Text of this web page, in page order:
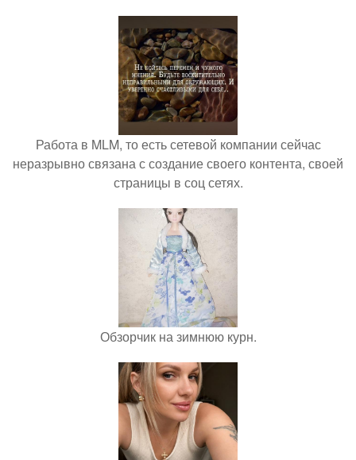
Работа в MLM, то есть сетевой компании сейчас
неразрывно связана с создание своего контента, своей
страницы в соц сетях.
Обзорчик на зимнюю курн.